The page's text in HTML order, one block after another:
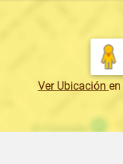
Ver Ubicación en